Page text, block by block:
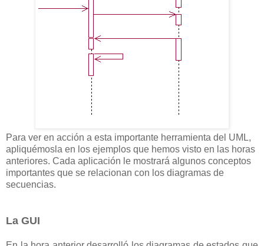
Para ver en acción a esta importante herramienta del UML,
apliquémosla en los ejemplos que hemos visto en las horas
anteriores. Cada aplicación le mostrará algunos conceptos
importantes que se relacionan con los diagramas de
secuencias.
La GUI